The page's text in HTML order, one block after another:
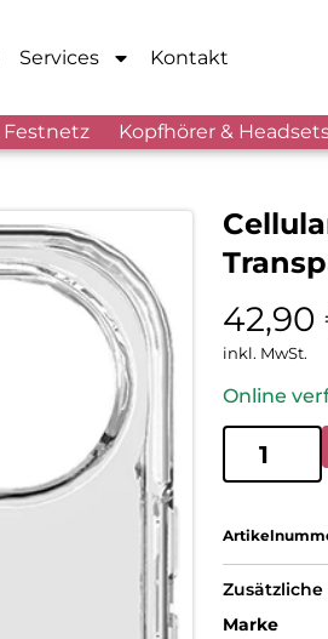
Services Kontakt
Festnetz Kopfhörer &
42,90
inkl. MwSt.
Online
Marke